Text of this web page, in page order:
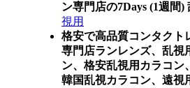
ン専門店の7Days (1週間)
視用
格安で高品質コンタクト
専門店ランレンズ、乱視
ン、格安乱視用カラコン
韓国乱視カラコン、遠視